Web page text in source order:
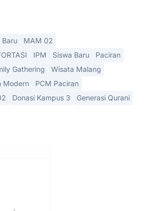
Baru
MAM 02
IPM Siswa Baru
Paciran
Gathering
Wisata Malang
Modern
PCM Paciran
Donasi Kampus 3 Generasi Qurani